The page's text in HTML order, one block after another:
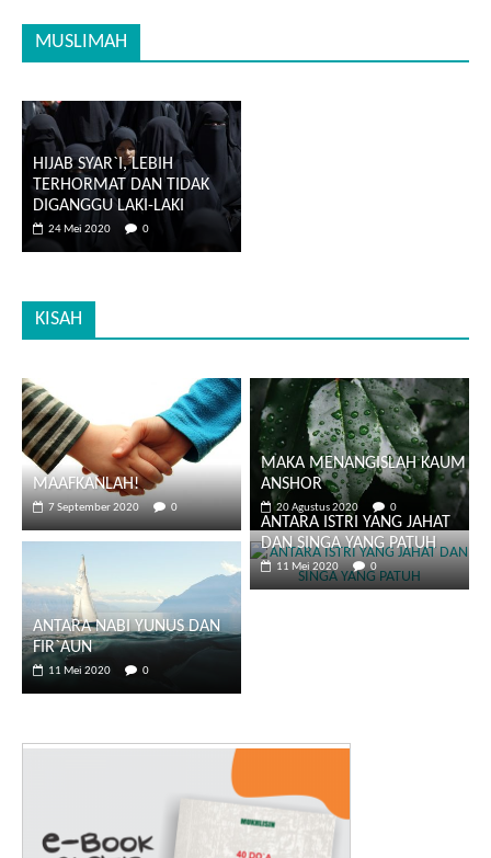
MUSLIMAH
HIJAB SYAR`I, LEBIH
TERHORMAT DAN TIDAK
DIGANGGU LAKI-LAKI
24 Mei 2020 0
KISAH
MAAFKANLAH!
7 September 2020 0
MAKA MENANGISLAH KAUM
ANSHOR
20 Agustus 2020 0
ANTARA NABI YUNUS DAN
FIR`AUN
11 Mei 2020 0
ANTARA ISTRI YANG JAHAT
DAN SINGA YANG PATUH
11 Mei 2020 0